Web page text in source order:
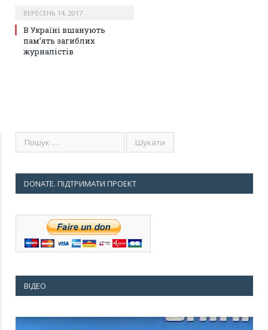
ВЕРЕСЕНЬ 14, 2017
В Україні вшанують
пам’ять загиблих
журналістів
DONATE. ПІДТРИМАТИ ПРОЕКТ
ВІДЕО